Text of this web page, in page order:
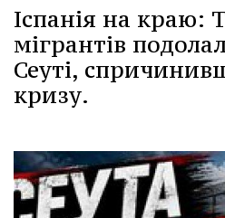
Іспанія на краю:
мігрантів
Сеуті,
кризу.